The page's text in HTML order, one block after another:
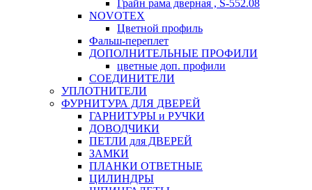
Грайн рама дверная , S-552.08
NOVOTEX
Цветной профиль
Фальш-переплет
ДОПОЛНИТЕЛЬНЫЕ ПРОФИЛИ
цветные доп. профили
СОЕДИНИТЕЛИ
УПЛОТНИТЕЛИ
ФУРНИТУРА ДЛЯ ДВЕРЕЙ
ГАРНИТУРЫ и РУЧКИ
ДОВОДЧИКИ
ПЕТЛИ для ДВЕРЕЙ
ЗАМКИ
ПЛАНКИ ОТВЕТНЫЕ
ЦИЛИНДРЫ